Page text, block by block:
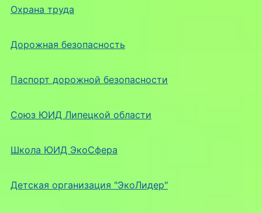
Охрана труда
Дорожная безопасность
Паспорт дорожной безопасности
Союз ЮИД Липецкой области
Школа ЮИД ЭкоСфера
Детская организация "ЭкоЛидер"